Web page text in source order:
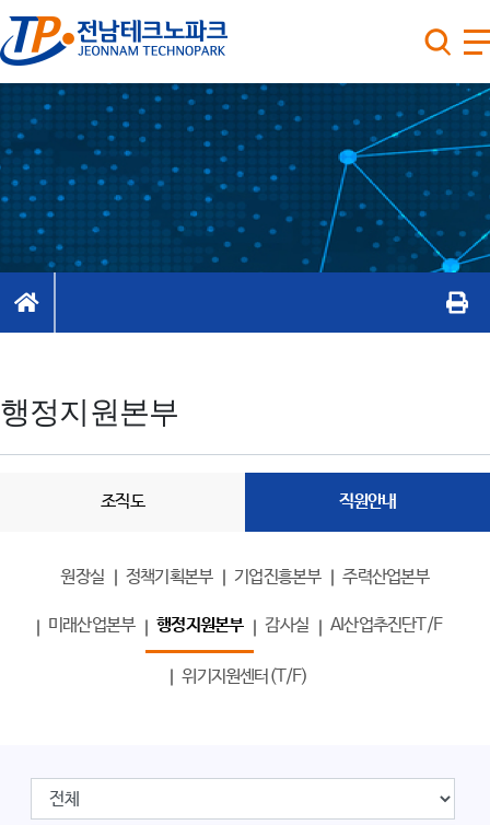
행정지원본부
조직도 직원안내
원장실 정책기획본부 기업진흥본부 주력산업본부
미래산업본부 행정지원본부 감사실 AI산업추진단T/F
위기지원센터(T/F)